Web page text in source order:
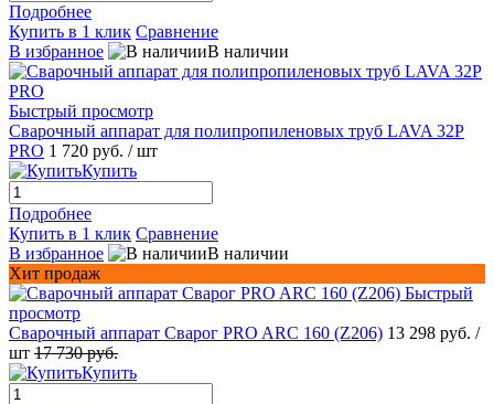
Подробнее
Купить в 1 клик Сравнение
В избранное
В наличии
Быстрый просмотр
Сварочный аппарат для полипропиленовых труб LAVA 32P
PRO 1 720 руб. / шт
Купить
Подробнее
Купить в 1 клик Сравнение
В избранное
В наличии
Хит продаж
Быстрый
просмотр
Сварочный аппарат Сварог PRO ARC 160 (Z206) 13 298 руб. /
шт 17 730 руб.
Купить